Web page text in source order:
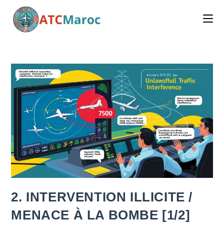
content
2. INTERVENTION ILLICITE /
MENACE À LA BOMBE [1/2]